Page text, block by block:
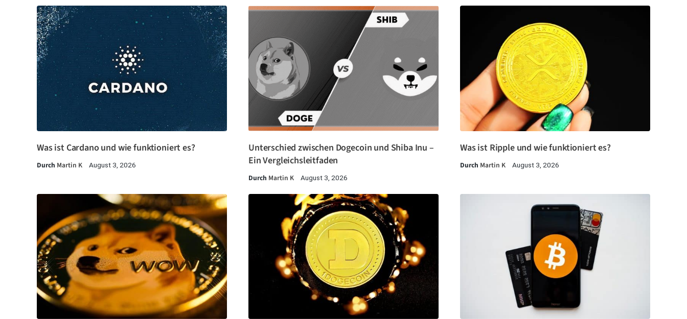
Was ist Cardano und wie funktioniert es?
Durch Martin K August 3, 2026
Unterschied zwischen Dogecoin und Shiba Inu –
Ein Vergleichsleitfaden
Durch Martin K August 3, 2026
Was ist Ripple und wie funktioniert es?
Durch Martin K August 3, 2026